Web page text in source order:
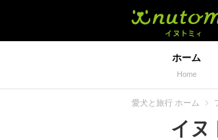
ホーム
Home
愛犬と旅行 ホーム
イヌ